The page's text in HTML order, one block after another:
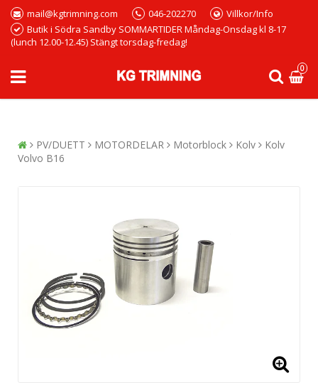
mail@kgtrimning.com 046-202270
Villkor/Info
Butik i Södra Sandby SOMMARTIDER Måndag-Onsdag kl 8-17
(lunch 12.00-12.45) Stängt torsdag-fredag!
0
PV/DUETT MOTORDELAR Motorblock Kolv
Kolv
Volvo B16